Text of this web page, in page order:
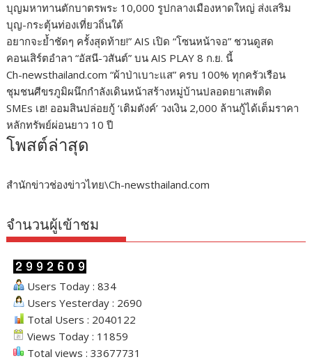
บุญมหาทานตักบาตรพระ 10,000 รูปกลางเมืองหาดใหญ่ ส่งเสริม
บุญ-กระตุ้นท่องเที่ยวถิ่นใต้
อยากจะย้ำชัดๆ ครั้งสุดท้าย!” AIS เปิด “โซนหน้าจอ” ชวนดูสด
คอนเสิร์ตอำลา “อัสนี-วสันต์” บน AIS PLAY 8 ก.ย. นี้
Ch-newsthailand.com “ผ้าป่าเบาะแส” ครบ 100% ทุกครัวเรือน
ชุมชนศีขรภูมิผนึกกำลังเดินหน้าสร้างหมู่บ้านปลอดยาเสพติด
SMEs เฮ! ออมสินปล่อยกู้ ‘เติมตังค์’ วงเงิน 2,000 ล้านกู้ได้เต็มราคา
หลักทรัพย์ผ่อนยาว 10 ปี
โพสต์ล่าสุด
สำนักข่าวช่องข่าวไทย\Ch-newsthailand.com
จำนวนผู้เข้าชม
Users Today : 834
Users Yesterday : 2690
Total Users : 2040122
Views Today : 11859
Total views : 33677731